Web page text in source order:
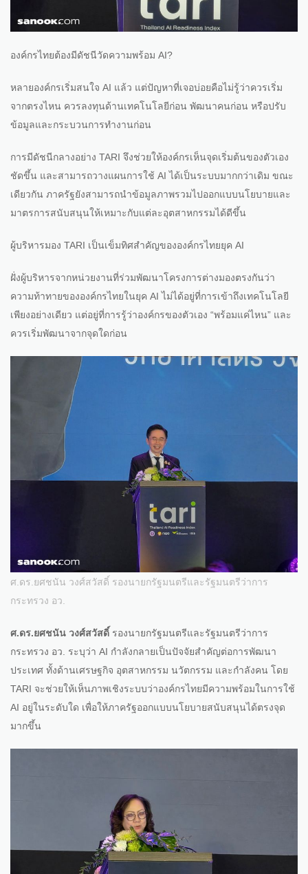
องค์กรไทยต้องมีดัชนีวัดความพร้อม AI?
หลายองค์กรเริ่มสนใจ AI แล้ว แต่ปัญหาที่เจอบ่อยคือไม่รู้ว่าควรเริ่ม
จากตรงไหน ควรลงทุนด้านเทคโนโลยีก่อน พัฒนาคนก่อน หรือปรับ
ข้อมูลและกระบวนการทำงานก่อน
การมีดัชนีกลางอย่าง TARI จึงช่วยให้องค์กรเห็นจุดเริ่มต้นของตัวเอง
ชัดขึ้น และสามารถวางแผนการใช้ AI ได้เป็นระบบมากกว่าเดิม ขณะ
เดียวกัน ภาครัฐยังสามารถนำข้อมูลภาพรวมไปออกแบบนโยบายและ
มาตรการสนับสนุนให้เหมาะกับแต่ละอุตสาหกรรมได้ดีขึ้น
ผู้บริหารมอง TARI เป็นเข็มทิศสำคัญขององค์กรไทยยุค AI
ฝั่งผู้บริหารจากหน่วยงานที่ร่วมพัฒนาโครงการต่างมองตรงกันว่า
ความท้าทายขององค์กรไทยในยุค AI ไม่ได้อยู่ที่การเข้าถึงเทคโนโลยี
เพียงอย่างเดียว แต่อยู่ที่การรู้ว่าองค์กรของตัวเอง “พร้อมแค่ไหน” และ
ควรเริ่มพัฒนาจากจุดใดก่อน
ศ.ดร.ยศชนัน วงศ์สวัสดิ์ รองนายกรัฐมนตรีและรัฐมนตรีว่าการ
กระทรวง อว.
ศ.ดร.ยศชนัน วงศ์สวัสดิ์ รองนายกรัฐมนตรีและรัฐมนตรีว่าการ
กระทรวง อว. ระบุว่า AI กำลังกลายเป็นปัจจัยสำคัญต่อการพัฒนา
ประเทศ ทั้งด้านเศรษฐกิจ อุตสาหกรรม นวัตกรรม และกำลังคน โดย
TARI จะช่วยให้เห็นภาพเชิงระบบว่าองค์กรไทยมีความพร้อมในการใช้
AI อยู่ในระดับใด เพื่อให้ภาครัฐออกแบบนโยบายสนับสนุนได้ตรงจุด
มากขึ้น